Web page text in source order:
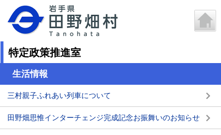
特定政策推進室
生活情報
三村親子ふれあい列車について
田野畑思惟インターチェンジ完成記念お振舞いのお知らせ